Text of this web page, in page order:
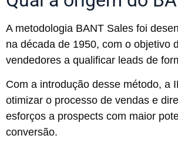
A metodologia BANT Sales foi
na década de 1950, com o objetivo
vendedores a qualificar leads de
Com a introdução desse método, a
otimizar o processo de vendas e
esforços a prospects com maior
conversão.